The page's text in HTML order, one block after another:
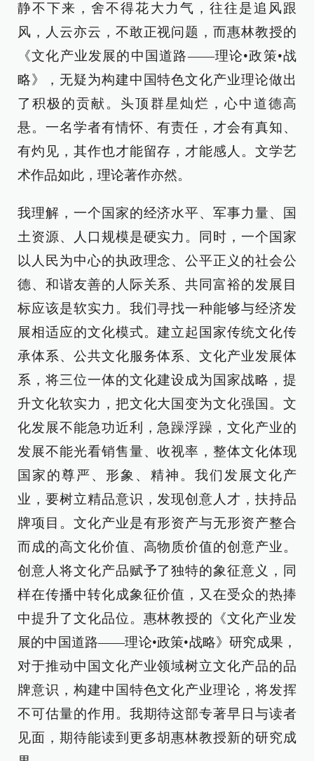
静不下来，舍不得花大力气，往往是追风跟
风，人云亦云，不敢正视问题，而惠林教授的
《文化产业发展的中国道路——理论•政策•战
略》，无疑为构建中国特色文化产业理论做出
了积极的贡献。头顶群星灿烂，心中道德高
悬。一名学者有情怀、有责任，才会有真知、
有灼见，其作也才能留存，才能感人。文学艺
术作品如此，理论著作亦然。
我理解，一个国家的经济水平、军事力量、国
土资源、人口规模是硬实力。同时，一个国家
以人民为中心的执政理念、公平正义的社会公
德、和谐友善的人际关系、共同富裕的发展目
标应该是软实力。我们寻找一种能够与经济发
展相适应的文化模式。建立起国家传统文化传
承体系、公共文化服务体系、文化产业发展体
系，将三位一体的文化建设成为国家战略，提
升文化软实力，把文化大国变为文化强国。文
化发展不能急功近利，急躁浮躁，文化产业的
发展不能光看销售量、收视率，整体文化体现
国家的尊严、形象、精神。我们发展文化产
业，要树立精品意识，发现创意人才，扶持品
牌项目。文化产业是有形资产与无形资产整合
而成的高文化价值、高物质价值的创意产业。
创意人将文化产品赋予了独特的象征意义，同
样在传播中转化成象征价值，又在受众的热捧
中提升了文化品位。惠林教授的《文化产业发
展的中国道路——理论•政策•战略》研究成果，
对于推动中国文化产业领域树立文化产品的品
牌意识，构建中国特色文化产业理论，将发挥
不可估量的作用。我期待这部专著早日与读者
见面，期待能读到更多胡惠林教授新的研究成